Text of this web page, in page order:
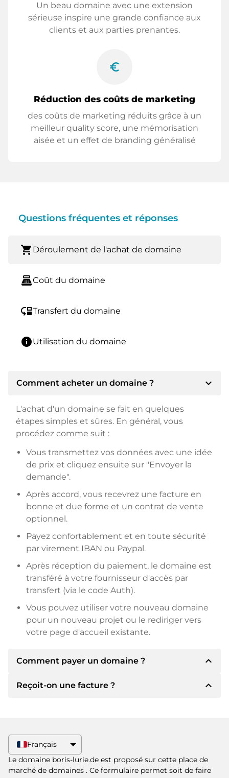
Un beau domaine avec une extension
sérieuse inspire une grande confiance aux
clients et aux parties prenantes.
euro_symbol
Réduction des coûts de marketing
des coûts de marketing réduits grâce à un
meilleur quality score, une mémorisation
aisée et un effet de branding généralisé
Questions fréquentes et réponses
shopping_cart Déroulement de l'achat de domaine
point_of_saleCoût du domaine
move_downTransfert du domaine
infoUtilisation du domaine
Comment acheter un domaine ? expand_more
L'achat d'un domaine se fait en quelques
étapes simples et sûres. En général, vous
procédez comme suit :
Vous transmettez vos données avec une idée
de prix et cliquez ensuite sur "Envoyer la
demande".
Après accord, vous recevrez une facture en
bonne et due forme et un contrat de vente
optionnel.
Payez confortablement et en toute sécurité
par virement IBAN ou Paypal.
Après réception du paiement, le domaine est
transféré à votre fournisseur d'accès par
transfert (via le code Auth).
Vous pouvez utiliser votre nouveau domaine
pour un nouveau projet ou le rediriger vers
votre page d'accueil existante.
Comment payer un domaine ? expand_less
Après un accord, le titulaire vous
proposera Paypal ou d'autres méthodes de
paiement.
Veuillez toujours mentionner le nom de
Reçoit-on une facture ? expand_less
élevé, vous recevrez également un contrat de
vente supplémentaire si vous le souhaitez.
Français
Le domaine boris-lurie.de est proposé sur cette place de
marché de domaines . Ce formulaire permet soit de faire